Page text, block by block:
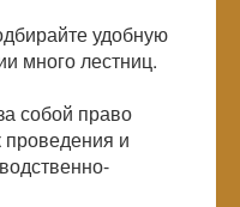
удобную
много лестниц.
собой право
проведения и